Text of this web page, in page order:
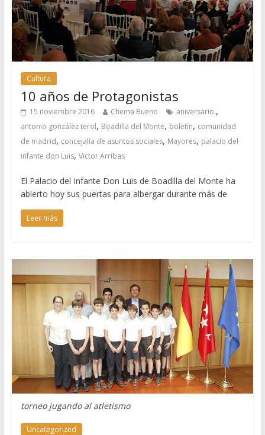
Cultura
10 años de Protagonistas
15 noviembre 2016 Chema Bueno aniversario.,
antonio gonzález terol, Boadilla del Monte, boletín, comunidad
de madrid, concejalía de asuntos sociales, Mayores, palacio del
infante don Luis, Victor Arribas
El Palacio del Infante Don Luis de Boadilla del Monte ha
abierto hoy sus puertas para albergar durante más de
Leer más
torneo jugando al atletismo
Uncategorized